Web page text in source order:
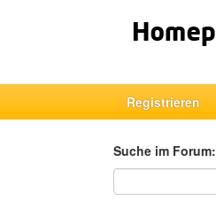
Registrieren
Suche im Forum:
Suche im Forum